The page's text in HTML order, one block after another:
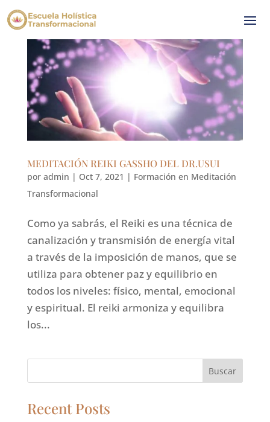
MEDITACIÓN REIKI GASSHO DEL DR.USUI
por admin | Oct 7, 2021 | Formación en Meditación
Transformacional
Como ya sabrás, el Reiki es una técnica de
canalización y transmisión de energía vital
a través de la imposición de manos, que se
utiliza para obtener paz y equilibrio en
todos los niveles: físico, mental, emocional
y espiritual. El reiki armoniza y equilibra
los...
Buscar
Recent Posts